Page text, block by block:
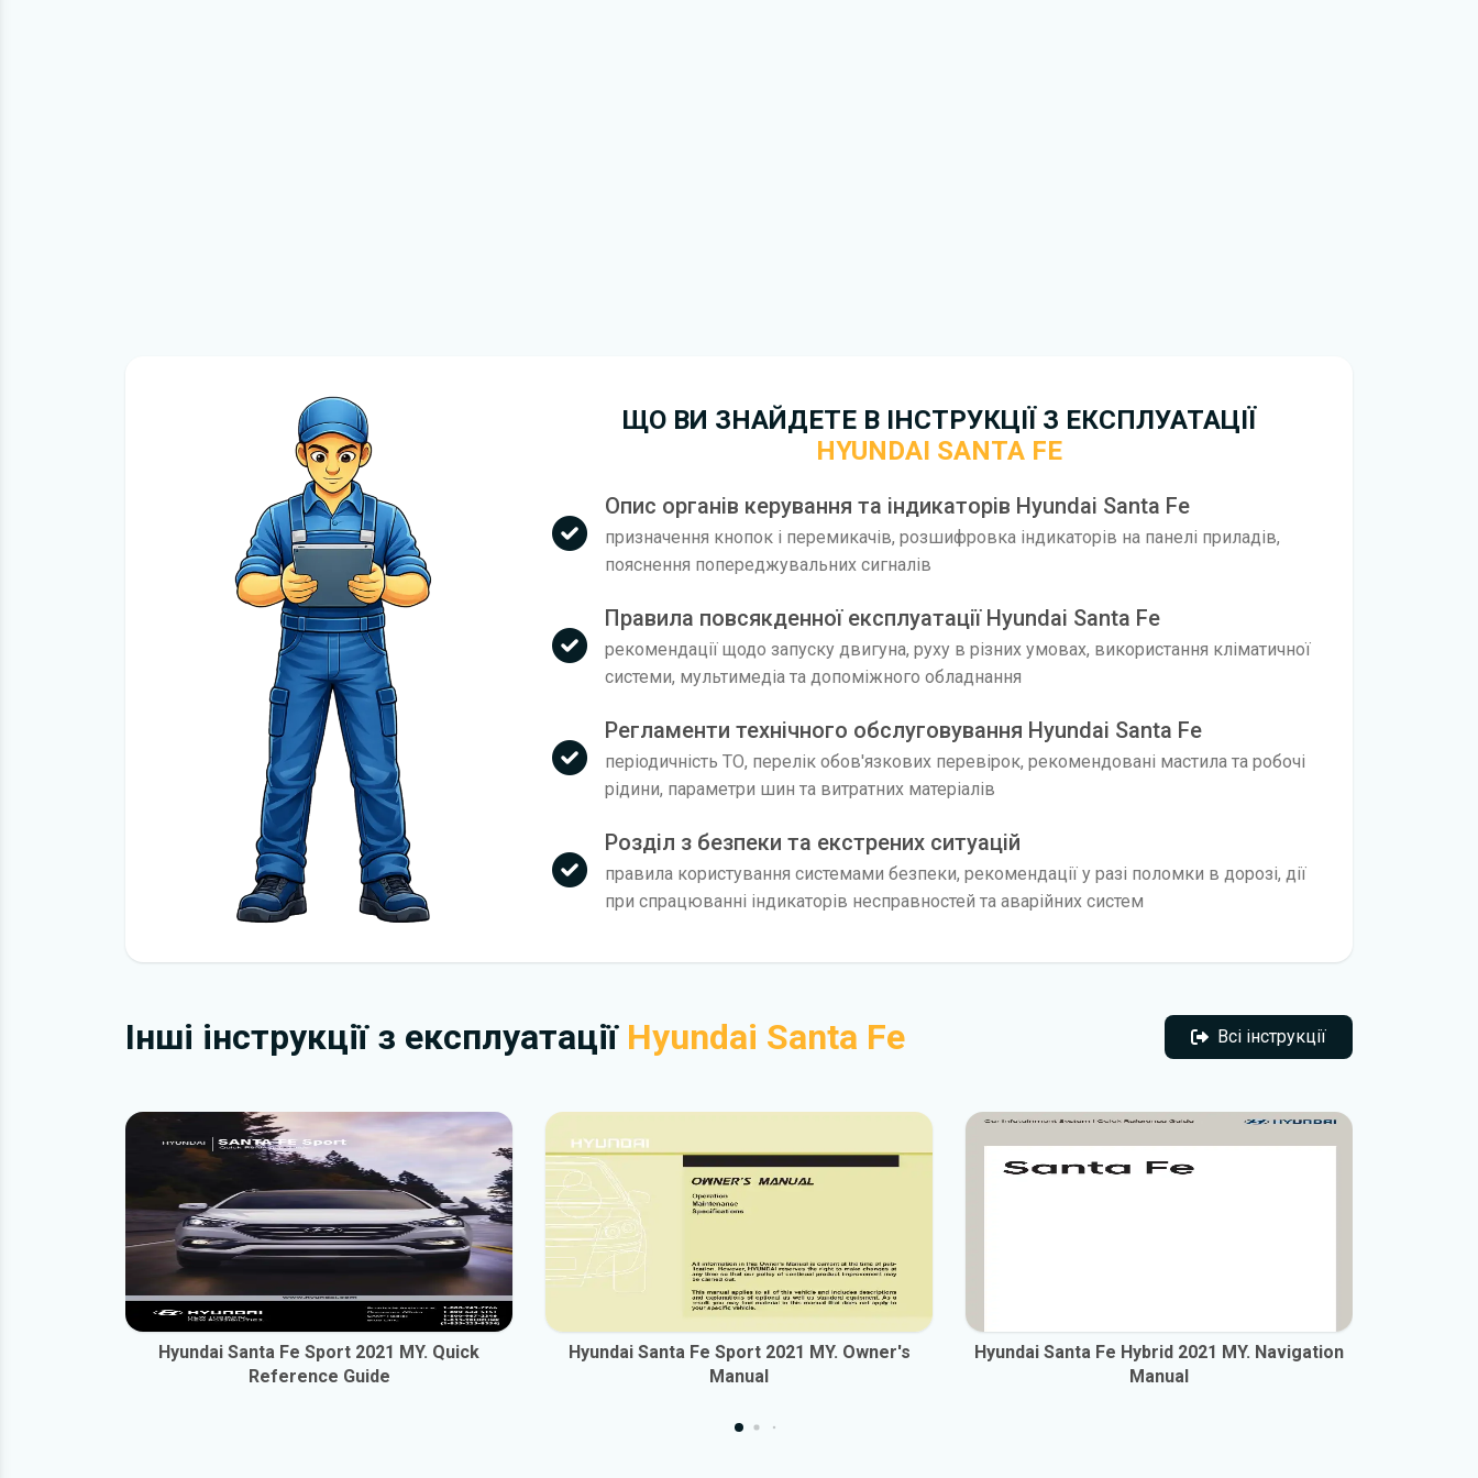
ЩО ВИ ЗНАЙДЕТЕ В ІНСТРУКЦІЇ З ЕКСПЛУАТАЦІЇ
HYUNDAI SANTA FE
Опис органів керування та індикаторів Hyundai Santa Fe
призначення кнопок і перемикачів, розшифровка індикаторів на панелі приладів,
пояснення попереджувальних сигналів
Правила повсякденної експлуатації Hyundai Santa Fe
рекомендації щодо запуску двигуна, руху в різних умовах, використання кліматичної
системи, мультимедіа та допоміжного обладнання
Регламенти технічного обслуговування Hyundai Santa Fe
періодичність ТО, перелік обов'язкових перевірок, рекомендовані мастила та робочі
рідини, параметри шин та витратних матеріалів
Розділ з безпеки та екстрених ситуацій
правила користування системами безпеки, рекомендації у разі поломки в дорозі, дії
при спрацюванні індикаторів несправностей та аварійних систем
Інші інструкції з експлуатації Hyundai Santa Fe Всі інструкції
Всі інструкції
Hyundai Santa Fe Sport 2021 MY. Quick
Reference Guide
Hyundai Santa Fe Sport 2021 MY. Owner's
Manual
Hyundai Santa Fe Hybrid 2021 MY. Navigation
Manual